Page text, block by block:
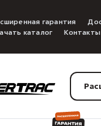
гарантия
каталог
Контакты